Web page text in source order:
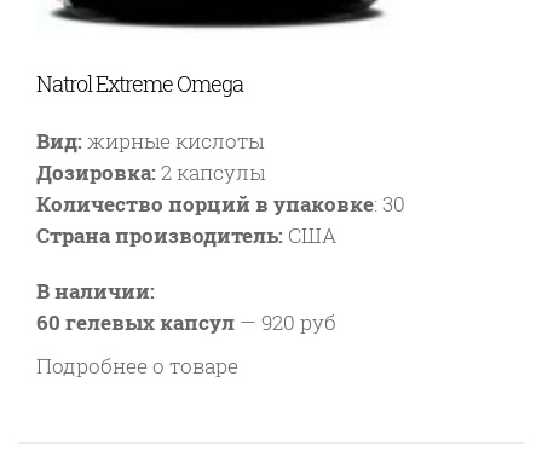
Natrol Extreme Omega
Вид:жирные кислоты
Дозировка:2 капсулы
Количество порций в упаковке:30
Страна производитель: США
В наличии:
60 гелевых капсул — 920 руб
Подробнее о товаре